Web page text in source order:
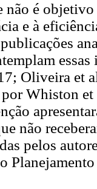
não é
e à
Oliveira et
Whiston
não
pelos